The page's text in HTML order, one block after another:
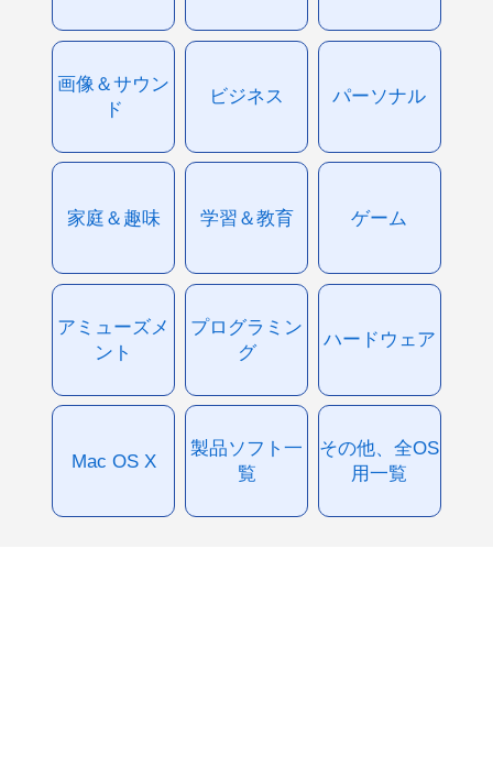
画像＆サウン
ド
ビジネス パーソナル
家庭＆趣味 学習＆教育 ゲーム
アミューズメ
ント
プログラミン
グ
ハードウェア
Mac OS X
製品ソフト一
覧
その他、全OS
用一覧